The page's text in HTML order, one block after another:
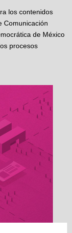
los contenidos
Comunicación
de México
procesos